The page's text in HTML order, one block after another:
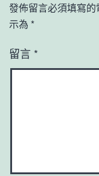
發佈留言必須填寫的
示為 *
留言 *